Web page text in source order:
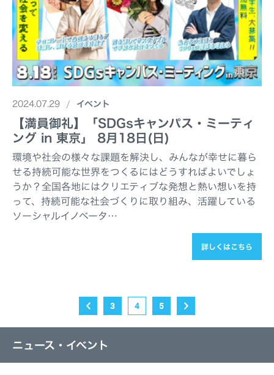
2024.07.29 イベント
【満員御礼】「SDGsキャンパス・ミーティ
ング in 東京」 8月18日(日)
環境や社会の様々な課題を解決し、みんなが幸せに暮ら
せる持続可能な世界をつくるにはどうすればよいでしょ
うか？全国各地にはクリエティブな発想と熱い想いを持
って、持続可能な社会づくりに取り組み、活躍している
ソーシャルイノベータ…
詳しくはこちら
3 4 5
ニュース・イベント